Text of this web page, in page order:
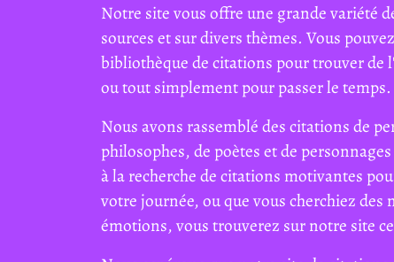
Notre site vous offre une grande variété
sources et sur divers thèmes. Vous
bibliothèque de citations pour trouver de
ou tout simplement pour passer le temps.
Nous avons rassemblé des citations de
philosophes, de poètes et de
à la recherche de citations motivantes
votre journée, ou que vous cherchiez des
émotions, vous trouverez sur notre site